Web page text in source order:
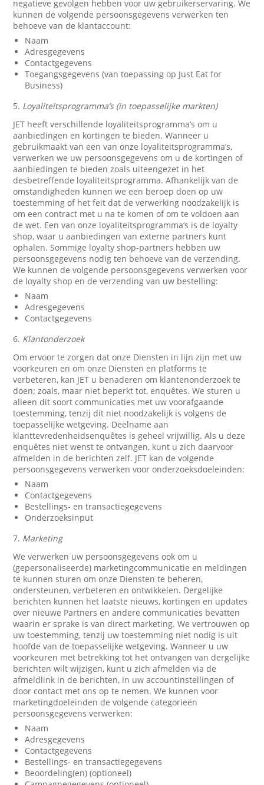
negatieve gevolgen hebben voor uw gebruikerservaring. We
kunnen de volgende persoonsgegevens verwerken ten
behoeve van de klantaccount:
Naam
Adresgegevens
Contactgegevens
Toegangsgegevens (van toepassing op Just Eat for
Business)
5. Loyaliteitsprogramma’s (in toepasselijke markten)
JET heeft verschillende loyaliteitsprogramma’s om u
aanbiedingen en kortingen te bieden. Wanneer u
gebruikmaakt van een van onze loyaliteitsprogramma’s,
verwerken we uw persoonsgegevens om u de kortingen of
aanbiedingen te bieden zoals uiteengezet in het
desbetreffende loyaliteitsprogramma. Afhankelijk van de
omstandigheden kunnen we een beroep doen op uw
toestemming of het feit dat de verwerking noodzakelijk is
om een contract met u na te komen of om te voldoen aan
de wet. Een van onze loyaliteitsprogramma’s is de loyalty
shop, waar u aanbiedingen van externe partners kunt
ophalen. Sommige loyalty shop-partners hebben uw
persoonsgegevens nodig ten behoeve van de verzending.
We kunnen de volgende persoonsgegevens verwerken voor
de loyalty shop en de verzending van uw bestelling:
Naam
Adresgegevens
Contactgegevens
6. Klantonderzoek
Om ervoor te zorgen dat onze Diensten in lijn zijn met uw
voorkeuren en om onze Diensten en platforms te
verbeteren, kan JET u benaderen om klantenonderzoek te
doen; zoals, maar niet beperkt tot, enquêtes. We sturen u
alleen dit soort communicaties met uw voorafgaande
toestemming, tenzij dit niet noodzakelijk is volgens de
toepasselijke wetgeving. Deelname aan
klanttevredenheidsenquêtes is geheel vrijwillig. Als u deze
enquêtes niet wenst te ontvangen, kunt u zich daarvoor
afmelden in de berichten zelf. JET kan de volgende
persoonsgegevens verwerken voor onderzoeksdoeleinden:
Naam
Contactgegevens
Bestellings- en transactiegegevens
Onderzoeksinput
7. Marketing
We verwerken uw persoonsgegevens ook om u
(gepersonaliseerde) marketingcommunicatie en meldingen
te kunnen sturen om onze Diensten te beheren,
ondersteunen, verbeteren en ontwikkelen. Dergelijke
berichten kunnen het laatste nieuws, kortingen en updates
over nieuwe Partners en andere communicaties bevatten
waarin er sprake is van direct marketing. We vertrouwen op
uw toestemming, tenzij uw toestemming niet nodig is uit
hoofde van de toepasselijke wetgeving. Wanneer u uw
voorkeuren met betrekking tot het ontvangen van dergelijke
berichten wilt wijzigen, kunt u zich afmelden via de
afmeldlink in de berichten, in uw accountinstellingen of
door contact met ons op te nemen. We kunnen voor
marketingdoeleinden de volgende categorieën
persoonsgegevens verwerken:
Naam
Adresgegevens
Contactgegevens
Bestellings- en transactiegegevens
Beoordeling(en) (optioneel)